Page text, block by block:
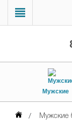
Мужские
Мужские